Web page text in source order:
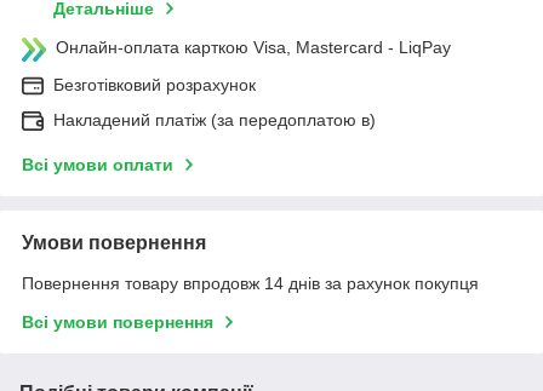
Детальніше
Онлайн-оплата карткою Visa, Mastercard - LiqPay
Безготівковий розрахунок
Накладений платіж (за передоплатою в)
Всі умови оплати
Умови повернення
Повернення товару впродовж 14 днів за рахунок покупця
Всі умови повернення